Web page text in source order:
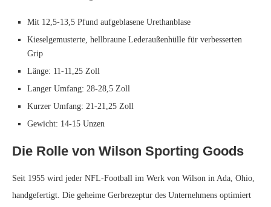
Mit 12,5-13,5 Pfund aufgeblasene Urethanblase
Kieselgemusterte, hellbraune Lederaußenhülle für verbesserten
Grip
Länge: 11-11,25 Zoll
Langer Umfang: 28-28,5 Zoll
Kurzer Umfang: 21-21,25 Zoll
Gewicht: 14-15 Unzen
Die Rolle von Wilson Sporting Goods
Seit 1955 wird jeder NFL-Football im Werk von Wilson in Ada, Ohio,
handgefertigt. Die geheime Gerbrezeptur des Unternehmens optimiert